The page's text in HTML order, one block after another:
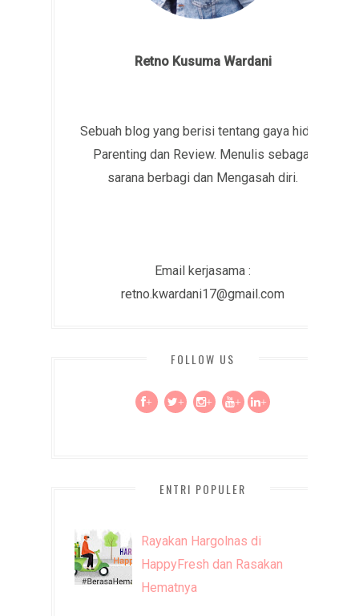
Retno Kusuma Wardani
Sebuah blog yang berisi tentang gaya hidup,
Parenting dan Review. Menulis sebagai
sarana berbagi dan Mengasah diri.
Email kerjasama :
retno.kwardani17@gmail.com
FOLLOW US
+ + + + +
ENTRI POPULER
Rayakan Hargolnas di
HappyFresh dan Rasakan
Hematnya